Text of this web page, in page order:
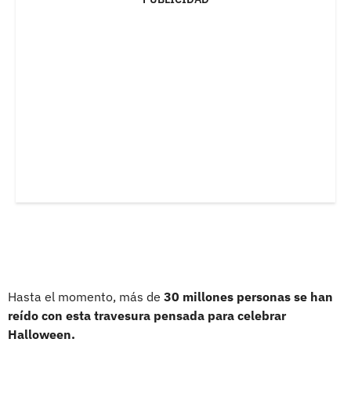
Hasta el momento, más de 30 millones personas se han
reído con esta travesura pensada para celebrar
Halloween.